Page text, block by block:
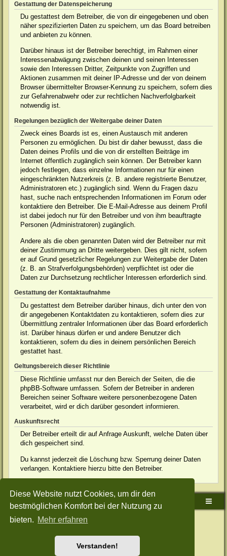
Diese Website nutzt Cookies, um dir den
bestmöglichen Komfort bei der Nutzung zu
bieten. Mehr erfahren
Verstanden!
Gestattung der Datenspeicherung
Du gestattest dem Betreiber, die von dir eingegebenen und oben
näher spezifizierten Daten zu speichern, um das Board betreiben
und anbieten zu können.
Darüber hinaus ist der Betreiber berechtigt, im Rahmen einer
Interessenabwägung zwischen deinen und seinen Interessen
sowie den Interessen Dritter, Zeitpunkte von Zugriffen und
Aktionen zusammen mit deiner IP-Adresse und der von deinem
Browser übermittelter Browser-Kennung zu speichern, sofern dies
zur Gefahrenabwehr oder zur rechtlichen Nachverfolgbarkeit
notwendig ist.
Regelungen bezüglich der Weitergabe deiner Daten
Zweck eines Boards ist es, einen Austausch mit anderen
Personen zu ermöglichen. Du bist dir daher bewusst, dass die
Daten deines Profils und die von dir erstellten Beiträge im
Internet öffentlich zugänglich sein können. Der Betreiber kann
jedoch festlegen, dass einzelne Informationen nur für einen
eingeschränkten Nutzerkreis (z. B. andere registrierte Benutzer,
Administratoren etc.) zugänglich sind. Wenn du Fragen dazu
hast, suche nach entsprechenden Informationen im Forum oder
kontaktiere den Betreiber. Die E-Mail-Adresse aus deinem Profil
ist dabei jedoch nur für den Betreiber und von ihm beauftragte
Personen (Administratoren) zugänglich.
Andere als die oben genannten Daten wird der Betreiber nur mit
deiner Zustimmung an Dritte weitergeben. Dies gilt nicht, sofern
er auf Grund gesetzlicher Regelungen zur Weitergabe der Daten
(z. B. an Strafverfolgungsbehörden) verpflichtet ist oder die
Daten zur Durchsetzung rechtlicher Interessen erforderlich sind.
Gestattung der Kontaktaufnahme
Du gestattest dem Betreiber darüber hinaus, dich unter den von
dir angegebenen Kontaktdaten zu kontaktieren, sofern dies zur
Übermittlung zentraler Informationen über das Board erforderlich
ist. Darüber hinaus dürfen er und andere Benutzer dich
kontaktieren, sofern du dies in deinem persönlichen Bereich
gestattet hast.
Geltungsbereich dieser Richtlinie
Diese Richtlinie umfasst nur den Bereich der Seiten, die die
phpBB-Software umfassen. Sofern der Betreiber in anderen
Bereichen seiner Software weitere personenbezogene Daten
verarbeitet, wird er dich darüber gesondert informieren.
Auskunftsrecht
Der Betreiber erteilt dir auf Anfrage Auskunft, welche Daten über
dich gespeichert sind.
Du kannst jederzeit die Löschung bzw. Sperrung deiner Daten
verlangen. Kontaktiere hierzu bitte den Betreiber.
Sudden-Strike-Maps.de Hauptseite Foren-Übersicht
Powered byphpBB® Forum Software © phpBB Limited
Style: Green-Style-Split by Joyce&LunaphpBB-Style-Design
Nutzungsbedingungen